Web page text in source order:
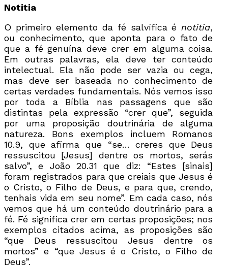
Notitia
O primeiro elemento da fé salvífica é notitia,
ou conhecimento, que aponta para o fato de
que a fé genuína deve crer em alguma coisa.
Em outras palavras, ela deve ter conteúdo
intelectual. Ela não pode ser vazia ou cega,
mas deve ser baseada no conhecimento de
certas verdades fundamentais. Nós vemos isso
por toda a Bíblia nas passagens que são
distintas pela expressão “crer que”, seguida
por uma proposição doutrinária de alguma
natureza. Bons exemplos incluem Romanos
10.9, que afirma que “se… creres que Deus
ressuscitou [Jesus] dentre os mortos, serás
salvo”, e João 20.31 que diz: “Estes [sinais]
foram registrados para que creiais que Jesus é
o Cristo, o Filho de Deus, e para que, crendo,
tenhais vida em seu nome”. Em cada caso, nós
vemos que há um conteúdo doutrinário para a
fé. Fé significa crer em certas proposições; nos
exemplos citados acima, as proposições são
“que Deus ressuscitou Jesus dentre os
mortos” e “que Jesus é o Cristo, o Filho de
Deus”.